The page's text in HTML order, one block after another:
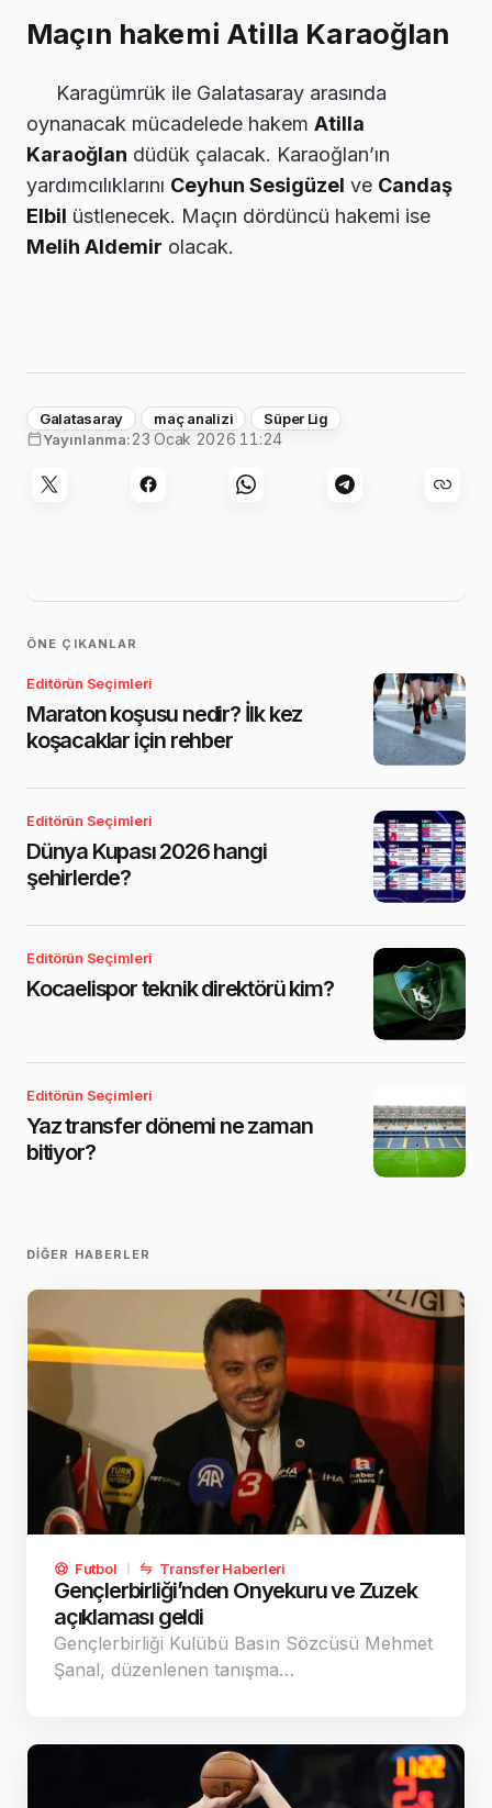
Maçın hakemi Atilla Karaoğlan
Karagümrük ile Galatasaray arasında
oynanacak mücadelede hakem Atilla
Karaoğlan düdük çalacak. Karaoğlan’ın
yardımcılıklarını Ceyhun Sesigüzel ve Candaş
Elbil üstlenecek. Maçın dördüncü hakemi ise
Melih Aldemir olacak.
Galatasaray maç analizi
Süper Lig
Yayınlanma:23 Ocak 2026 11:24
ÖNE ÇIKANLAR
Editörün Seçimleri
Maraton koşusu nedir? İlk kez
koşacaklar için rehber
Editörün Seçimleri
Dünya Kupası 2026 hangi
şehirlerde?
Editörün Seçimleri
Kocaelispor teknik direktörü kim?
Editörün Seçimleri
Yaz transfer dönemi ne zaman
bitiyor?
DIĞER HABERLER
Futbol Transfer Haberleri
Gençlerbirliği’nden Onyekuru ve Zuzek
açıklaması geldi
Gençlerbirliği Kulübü Basın Sözcüsü Mehmet
Şanal, düzenlenen tanışma…